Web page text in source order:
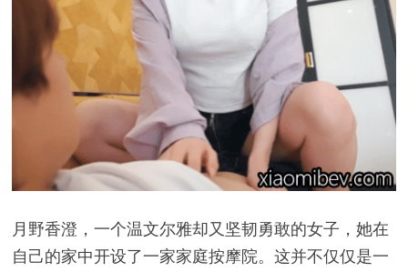
月野香澄，一个温文尔雅却又坚韧勇敢的女子，她在
自己的家中开设了一家家庭按摩院。这并不仅仅是一